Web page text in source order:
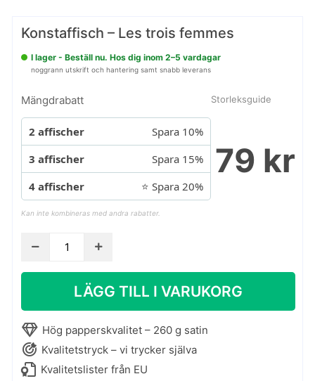
Konstaffisch – Les trois femmes
I lager - Beställ nu. Hos dig inom 2–5 vardagar
noggrann utskrift och hantering samt snabb leverans
Storleksguide
Mängdrabatt
2 affischer
Spara 10%
3 affischer
Spara 15%
4 affischer
⭐ Spara 20%
Kan inte kombineras med andra rabatter.
79 kr
Konstaffisch
Les
mängd
LÄGG TILL I VARUKORG
Hög papperskvalitet – 260 g satin
Kvalitetstryck – vi trycker själva
Kvalitetslister från EU